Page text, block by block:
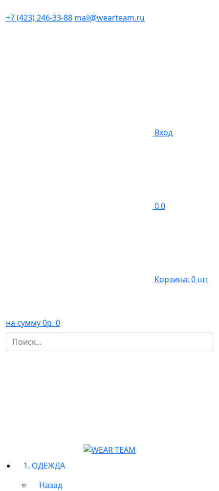
+7 (423) 246-33-88 mail@wearteam.ru
Вход
00
Корзина: 0 шт
на сумму 0р. 0
1. ОДЕЖДА
Назад